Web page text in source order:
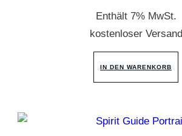
Enthält 7% MwSt.
kostenloser Versand
IN DEN WARENKORB